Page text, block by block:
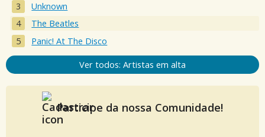
Unknown
The Beatles
Panic! At The Disco
Ver todos: Artistas em alta
Participe da nossa Comunidade!